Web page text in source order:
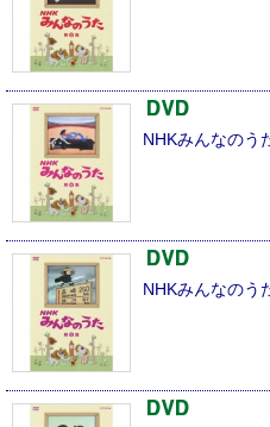
NHKみんなのう
NHKみんなのう